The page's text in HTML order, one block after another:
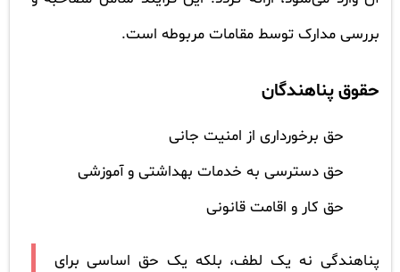
بررسی مدارک توسط مقامات مربوطه است.
حقوق پناهندگان
حق برخورداری از امنیت جانی
حق دسترسی به خدمات بهداشتی و آموزشی
حق کار و اقامت قانونی
پناهندگی نه یک لطف، بلکه یک حق اساسی برای